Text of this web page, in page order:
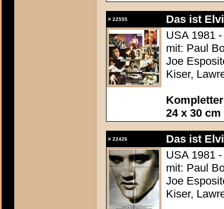
# 22555
Das ist
USA 1981
mit: Paul
Joe
Kiser,
24 x 30 cm
# 22426
Das ist
USA 1981
mit: Paul
Joe
Kiser,